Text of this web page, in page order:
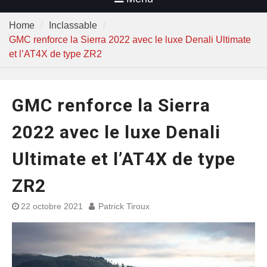
Home
Inclassable
GMC renforce la Sierra 2022 avec le luxe Denali Ultimate
et l’AT4X de type ZR2
GMC renforce la Sierra
2022 avec le luxe Denali
Ultimate et l’AT4X de type
ZR2
22 octobre 2021 Patrick Tiroux